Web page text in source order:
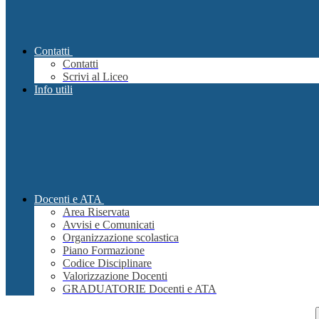
Contatti
Contatti
Scrivi al Liceo
Info utili
Docenti e ATA
Area Riservata
Avvisi e Comunicati
Organizzazione scolastica
Piano Formazione
Codice Disciplinare
Valorizzazione Docenti
GRADUATORIE Docenti e ATA